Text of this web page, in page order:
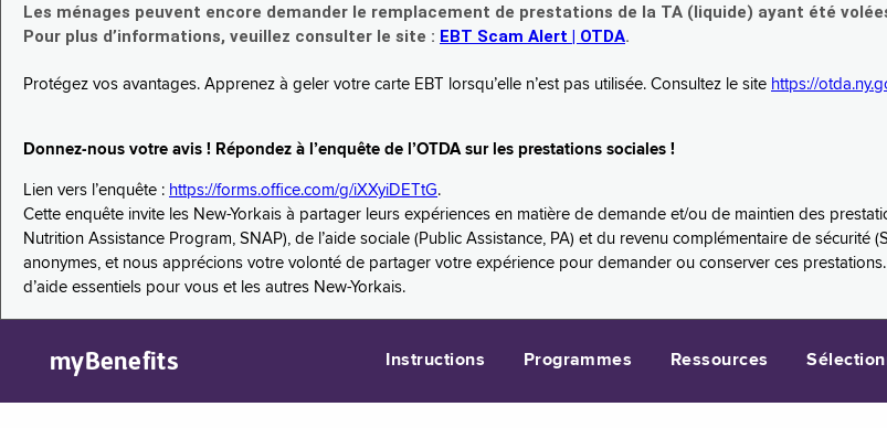
Les ménages peuvent encore demander le remplacement de prestations de la TA (liquide) ayant été
Pour plus d’informations, veuillez consulter le site : EBT Scam Alert | OTDA.
Protégez vos avantages. Apprenez à geler votre carte EBT lorsqu’elle n’est pas utilisée. Consultez le site https://
Donnez-nous votre avis ! Répondez à l’enquête de l’OTDA sur les prestations sociales !
Lien vers l’enquête : https://forms.office.com/g/iXXyiDETtG.
Cette enquête invite les New-Yorkais à partager leurs expériences en matière de demande et/ou de maintien des
Nutrition Assistance Program, SNAP), de l’aide sociale (Public Assistance, PA) et du revenu complémentaire de
anonymes, et nous apprécions votre volonté de partager votre expérience pour demander ou conserver ces
d’aide essentiels pour vous et les autres New-Yorkais.
myBenefits Instructions Programmes Ressources